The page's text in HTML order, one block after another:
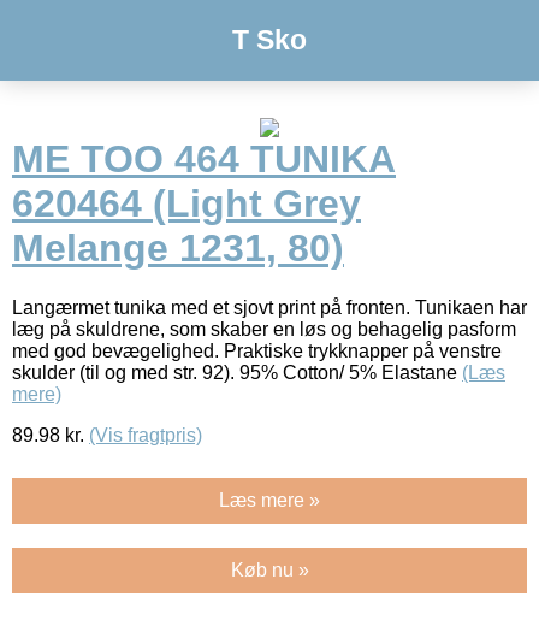
T Sko
ME TOO 464 TUNIKA
620464 (Light Grey
Melange 1231, 80)
Langærmet tunika med et sjovt print på fronten. Tunikaen har
læg på skuldrene, som skaber en løs og behagelig pasform
med god bevægelighed. Praktiske trykknapper på venstre
skulder (til og med str. 92). 95% Cotton/ 5% Elastane (Læs
mere)
89.98 kr. (Vis fragtpris)
Læs mere »
Køb nu »